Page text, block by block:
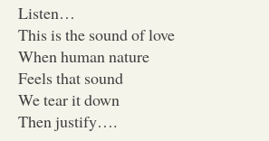
Listen…
This is the sound of love
When human nature
Feels that sound
We tear it down
Then justify….